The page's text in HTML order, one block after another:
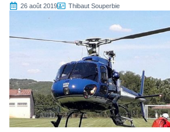
26 août 2019 Thibaut Souperbie